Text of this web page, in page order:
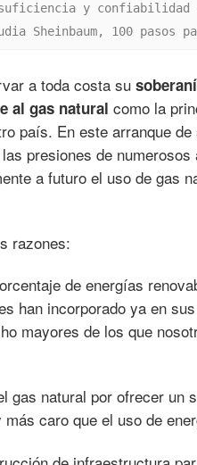
suficiencia y
Sheinbaum, 100 pasos
a toda costa su
al gas natural como la
país. En este arranque
presiones de
a futuro el uso de gas
razones:
de energías
han incorporado ya en
mayores de los que
gas natural por ofrecer un
caro que el uso de